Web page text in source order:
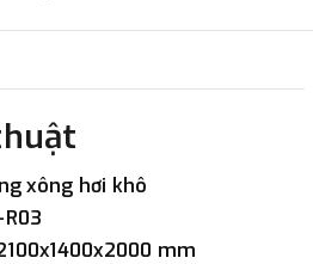
tại :
Địa chỉ : 23 phố Cát Linh,
Đa, Hà Nội.
hàng
xông hơi khô
mm